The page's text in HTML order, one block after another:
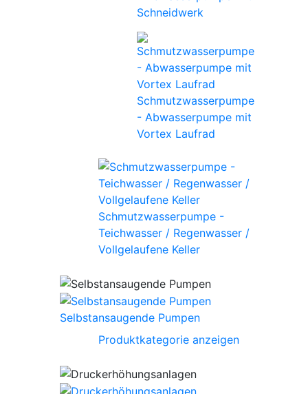
Schneidwerk
Schmutzwasserpumpe
- Abwasserpumpe mit
Vortex Laufrad
Schmutzwasserpumpe -
Teichwasser / Regenwasser /
Vollgelaufene Keller
Selbstansaugende Pumpen
Produktkategorie anzeigen